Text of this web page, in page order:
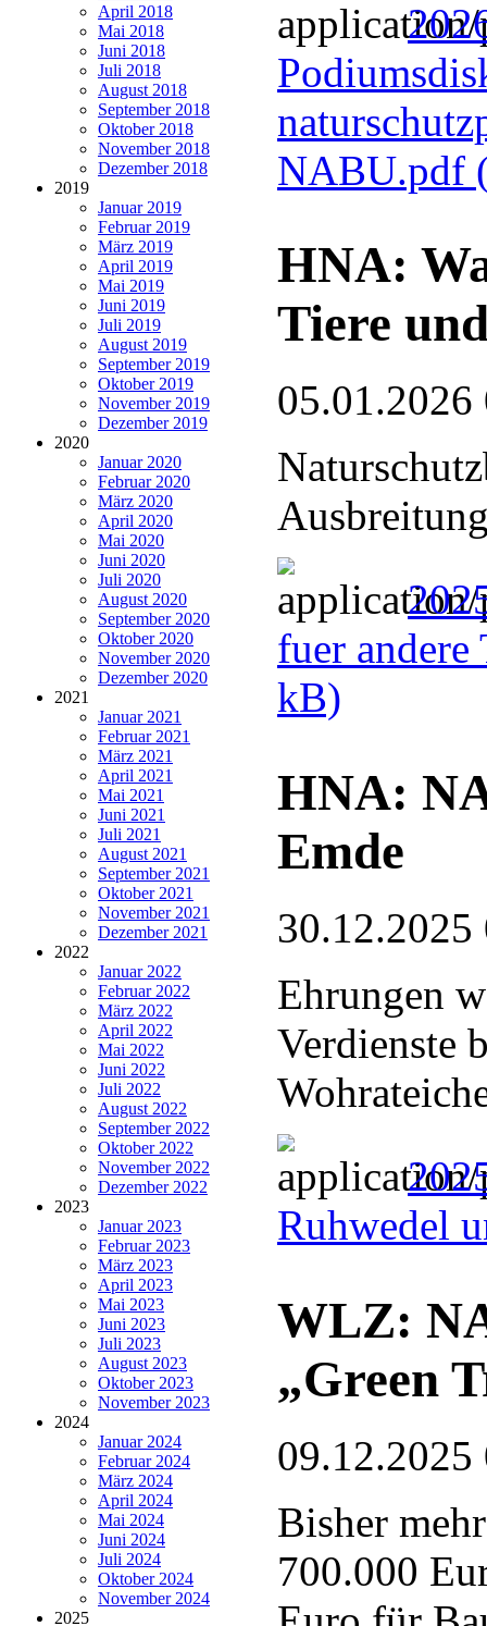
April 2018
Mai 2018
Juni 2018
Juli 2018
August 2018
September 2018
Oktober 2018
November 2018
Dezember 2018
2019
Januar 2019
Februar 2019
März 2019
April 2019
Mai 2019
Juni 2019
Juli 2019
August 2019
September 2019
Oktober 2019
November 2019
Dezember 2019
2020
Januar 2020
Februar 2020
März 2020
April 2020
Mai 2020
Juni 2020
Juli 2020
August 2020
September 2020
Oktober 2020
November 2020
Dezember 2020
2021
Januar 2021
Februar 2021
März 2021
April 2021
Mai 2021
Juni 2021
Juli 2021
August 2021
September 2021
Oktober 2021
November 2021
Dezember 2021
2022
Januar 2022
Februar 2022
März 2022
April 2022
Mai 2022
Juni 2022
Juli 2022
August 2022
September 2022
Oktober 2022
November 2022
Dezember 2022
2023
Januar 2023
Februar 2023
März 2023
April 2023
Mai 2023
Juni 2023
Juli 2023
August 2023
Oktober 2023
November 2023
2024
Januar 2024
Februar 2024
März 2024
April 2024
Mai 2024
Juni 2024
Juli 2024
Oktober 2024
November 2024
2025
NABU.pdf
HNA:
Tiere
05.01.2026
fuer
kB)
HNA:
Emde
30.12.2025
Ehrungen
Verdienste
Ruhwedel
WLZ:
„Green
09.12.2025
Bisher
700.000